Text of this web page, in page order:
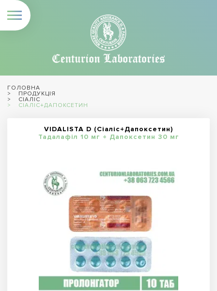
ГОЛОВНА
ПРОДУКЦІЯ
СІАЛІС
СІАЛІС+ДАПОКСЕТИН
VIDALISTA D (Сіаліс+Дапоксетин)
Тадалафіл 10 мг + Дапоксетин 30 мг